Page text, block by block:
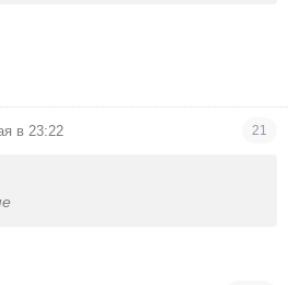
в 23:22 21